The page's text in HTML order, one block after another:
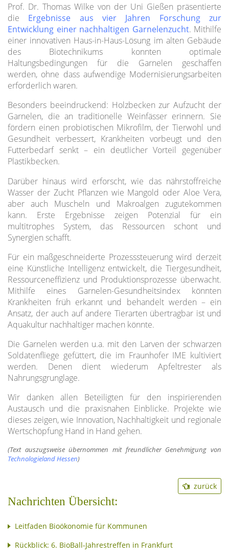
Prof. Dr. Thomas Wilke von der Uni Gießen präsentierte
die Ergebnisse aus vier Jahren Forschung zur
Entwicklung einer nachhaltigen Garnelenzucht. Mithilfe
einer innovativen Haus-in-Haus-Lösung im alten Gebäude
des Biotechnikums konnten optimale
Haltungsbedingungen für die Garnelen geschaffen
werden, ohne dass aufwendige Modernisierungsarbeiten
erforderlich waren.
Besonders beeindruckend: Holzbecken zur Aufzucht der
Garnelen, die an traditionelle Weinfässer erinnern. Sie
fördern einen probiotischen Mikrofilm, der Tierwohl und
Gesundheit verbessert, Krankheiten vorbeugt und den
Futterbedarf senkt – ein deutlicher Vorteil gegenüber
Plastikbecken.
Darüber hinaus wird erforscht, wie das nährstoffreiche
Wasser der Zucht Pflanzen wie Mangold oder Aloe Vera,
aber auch Muscheln und Makroalgen zugutekommen
kann. Erste Ergebnisse zeigen Potenzial für ein
multitrophes System, das Ressourcen schont und
Synergien schafft.
Für ein maßgeschneiderte Prozesssteuerung wird derzeit
eine Künstliche Intelligenz entwickelt, die Tiergesundheit,
Ressourceneffizienz und Produktionsprozesse überwacht.
Mithilfe eines Garnelen-Gesundheitsindex könnten
Krankheiten früh erkannt und behandelt werden – ein
Ansatz, der auch auf andere Tierarten übertragbar ist und
Aquakultur nachhaltiger machen könnte.
Die Garnelen werden u.a. mit den Larven der schwarzen
Soldatenfliege gefüttert, die im Fraunhofer IME kultiviert
werden. Denen dient wiederum Apfeltrester als
Nahrungsgrunglage.
Wir danken allen Beteiligten für den inspirierenden
Austausch und die praxisnahen Einblicke. Projekte wie
dieses zeigen, wie Innovation, Nachhaltigkeit und regionale
Wertschöpfung Hand in Hand gehen.
(Text auszugsweise übernommen mit freundlicher Genehmigung von
Technologieland Hessen)
zurück
Nachrichten Übersicht:
Leitfaden Bioökonomie für Kommunen
Rückblick: 6. BioBall-Jahrestreffen in Frankfurt